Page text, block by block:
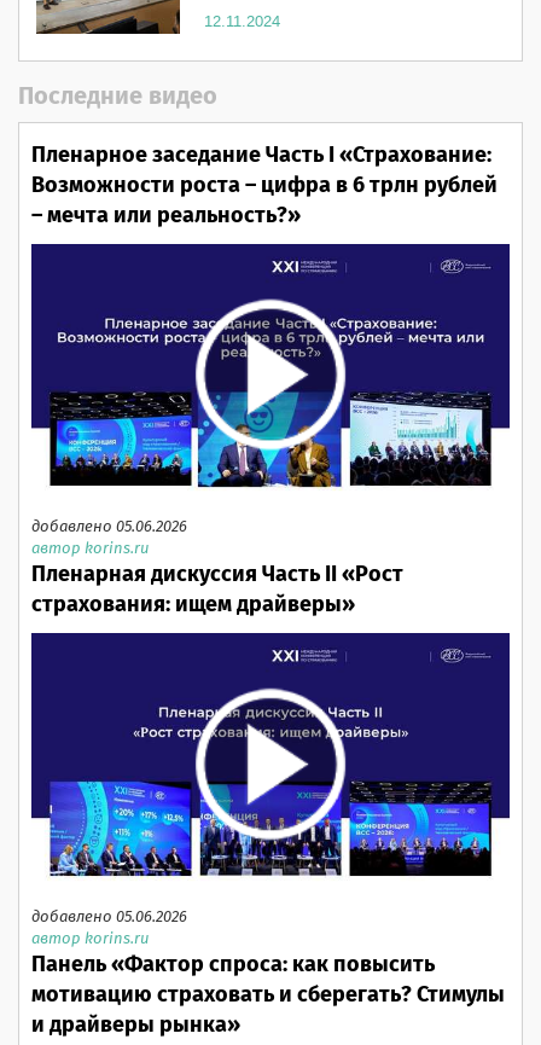
12.11.2024
Последние видео
Пленарное заседание Часть I «Страхование:
Возможности роста – цифра в 6 трлн рублей
– мечта или реальность?»
добавлено 05.06.2026
автор korins.ru
Пленарная дискуссия Часть II «Рост
страхования: ищем драйверы»
добавлено 05.06.2026
автор korins.ru
Панель «Фактор спроса: как повысить
мотивацию страховать и сберегать? Стимулы
и драйверы рынка»